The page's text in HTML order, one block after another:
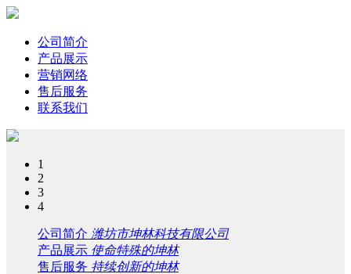
公司简介
产品展示
营销网络
售后服务
联系我们
1
2
3
4
公司简介 潍坊市坤林科技有限公司
产品展示 使命特殊的坤林
售后服务 持续创新的坤林